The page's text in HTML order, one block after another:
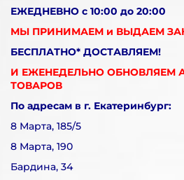
ЕЖЕДНЕВНО с 10:00 до 20:00
МЫ ПРИНИМАЕМ и ВЫДАЕМ
БЕСПЛАТНО* ДОСТАВЛЯЕМ!
И ЕЖЕНЕДЕЛЬНО ОБНОВЛЯЕМ
ТОВАРОВ
По адресам в г. Екатеринбург:
8 Марта, 185/5
8 Марта, 190
Бардина, 34